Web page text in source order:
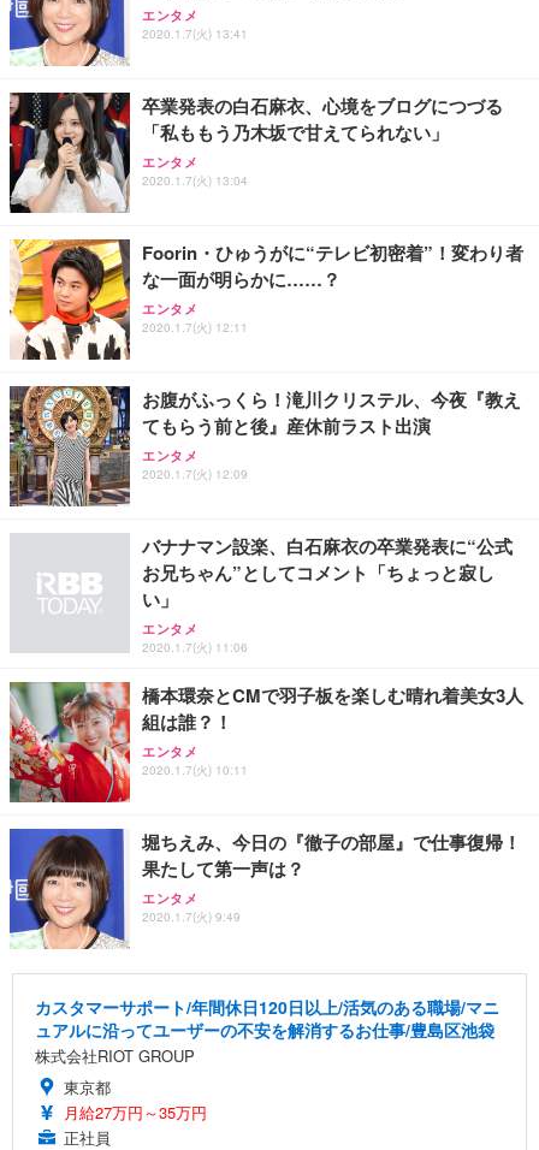
エンタメ
2020.1.7(火) 13:41
卒業発表の白石麻衣、心境をブログにつづる
「私ももう乃木坂で甘えてられない」
エンタメ
2020.1.7(火) 13:04
Foorin・ひゅうがに“テレビ初密着”！変わり者
な一面が明らかに……？
エンタメ
2020.1.7(火) 12:11
お腹がふっくら！滝川クリステル、今夜『教え
てもらう前と後』産休前ラスト出演
エンタメ
2020.1.7(火) 12:09
バナナマン設楽、白石麻衣の卒業発表に“公式
お兄ちゃん”としてコメント「ちょっと寂し
い」
エンタメ
2020.1.7(火) 11:06
橋本環奈とCMで羽子板を楽しむ晴れ着美女3人
組は誰？！
エンタメ
2020.1.7(火) 10:11
堀ちえみ、今日の『徹子の部屋』で仕事復帰！
果たして第一声は？
エンタメ
2020.1.7(火) 9:49
カスタマーサポート/年間休日120日以上/活気のある職場/マニ
ュアルに沿ってユーザーの不安を解消するお仕事/豊島区池袋
株式会社RIOT GROUP
東京都
月給27万円～35万円
正社員